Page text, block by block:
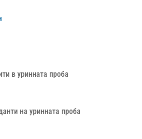
в уринната проба
на уринната проба